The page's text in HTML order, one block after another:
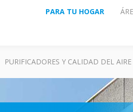
PARA TU HOGAR
PURIFICADORES Y CALIDAD DEL AIRE